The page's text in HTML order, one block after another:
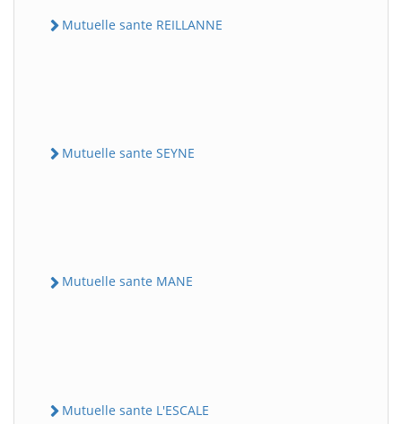
Mutuelle sante REILLANNE
Mutuelle sante SEYNE
Mutuelle sante MANE
Mutuelle sante L'ESCALE